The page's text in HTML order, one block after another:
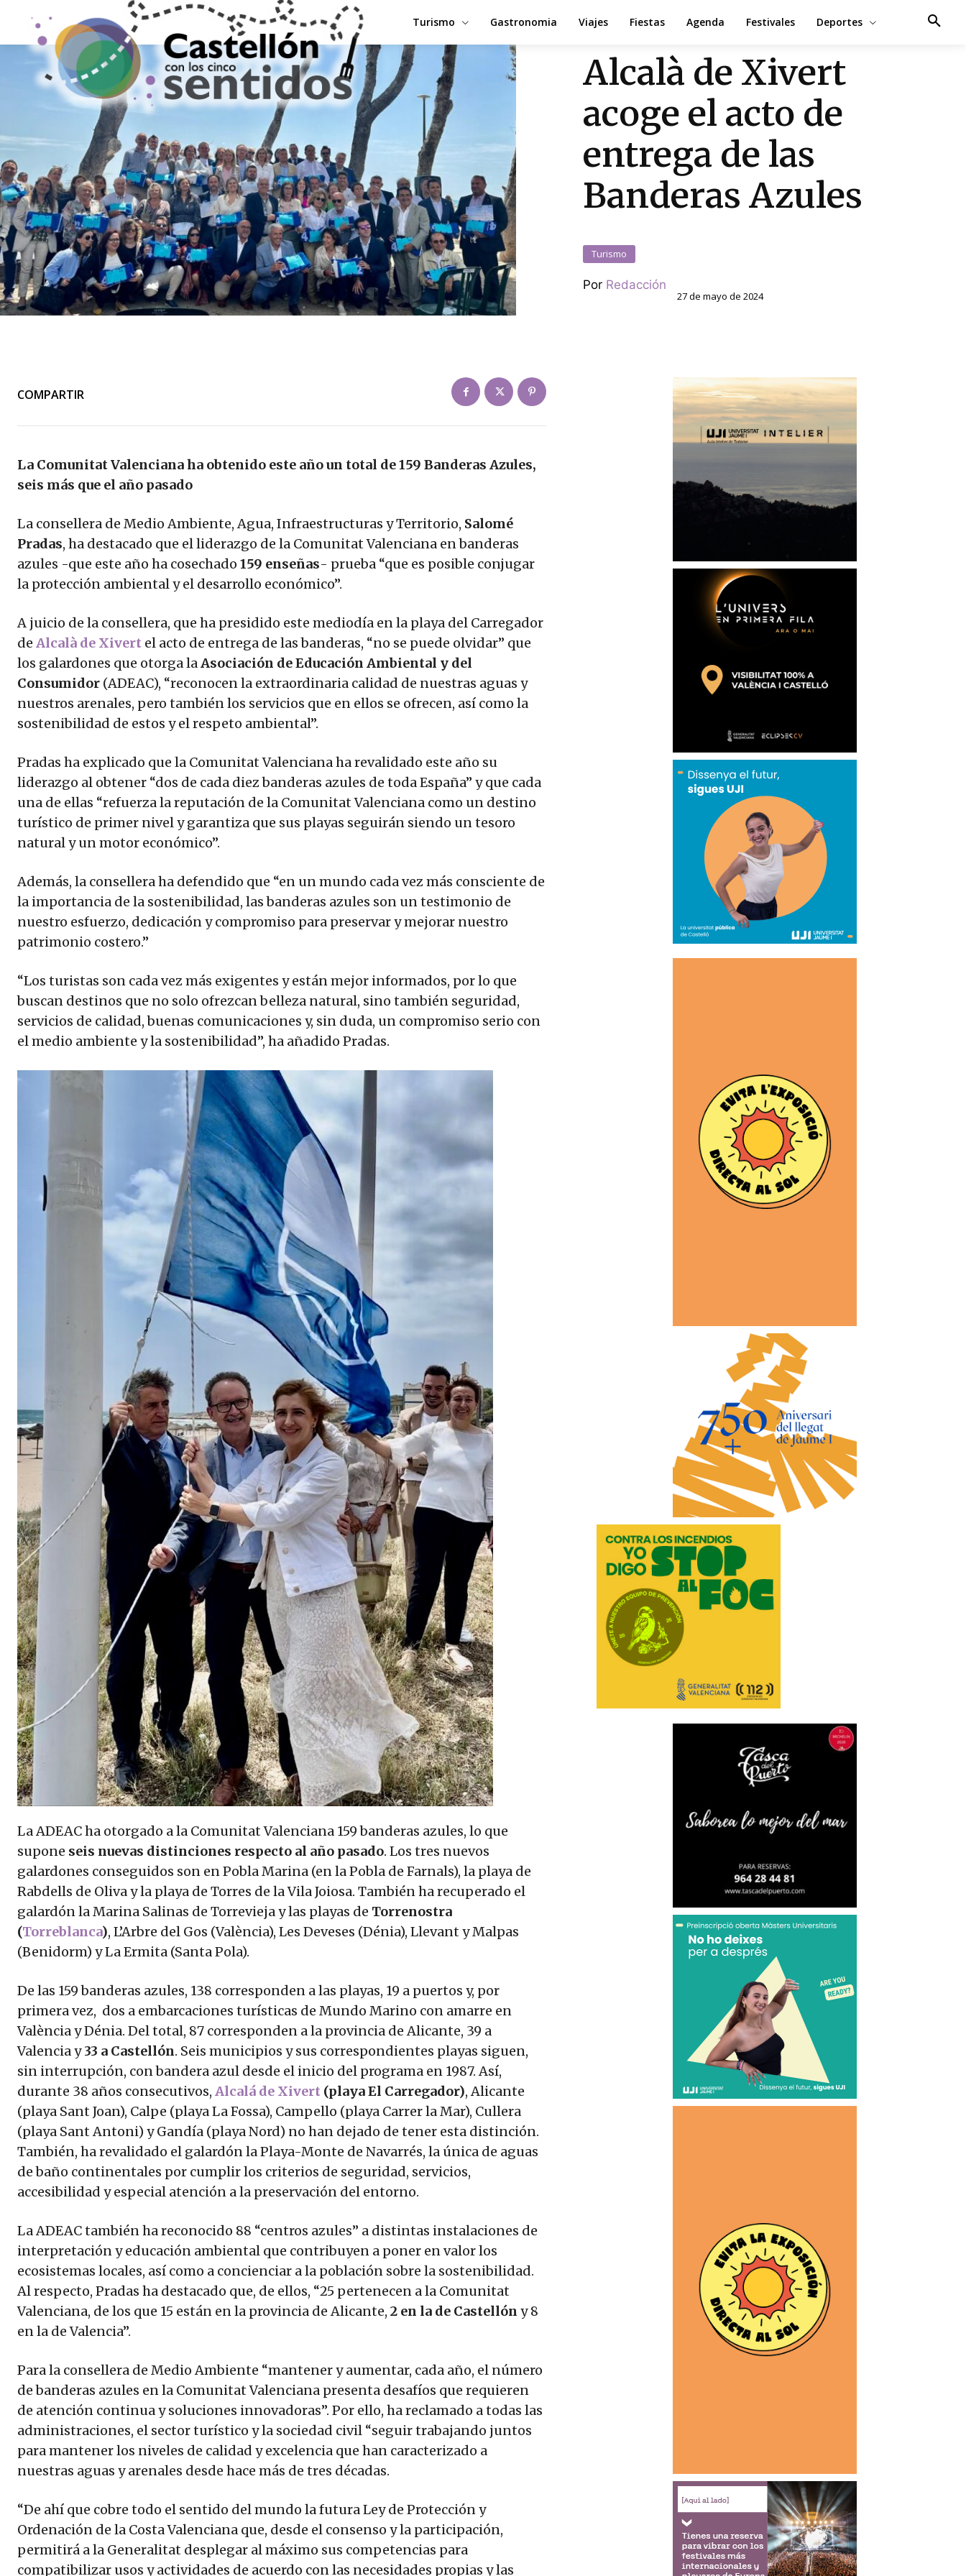
Turismo Gastronomia Viajes Fiestas Agenda Festivales Deportes
Alcalà de Xivert
acoge el acto de
entrega de las
Banderas Azules
Turismo
Por Redacción
27 de mayo de 2024
COMPARTIR
La Comunitat Valenciana ha obtenido este año un total de 159 Banderas Azules,
seis más que el año pasado
La consellera de Medio Ambiente, Agua, Infraestructuras y Territorio, Salomé
Pradas, ha destacado que el liderazgo de la Comunitat Valenciana en banderas
azules -que este año ha cosechado 159 enseñas- prueba “que es posible conjugar
la protección ambiental y el desarrollo económico”.
A juicio de la consellera, que ha presidido este mediodía en la playa del Carregador
de Alcalà de Xivert el acto de entrega de las banderas, “no se puede olvidar” que
los galardones que otorga laAsociación de Educación Ambiental y del
Consumidor (ADEAC), “reconocen la extraordinaria calidad de nuestras aguas y
nuestros arenales, pero también los servicios que en ellos se ofrecen, así como la
sostenibilidad de estos y el respeto ambiental”.
Pradas ha explicado que la Comunitat Valenciana ha revalidado este año su
liderazgo al obtener “dos de cada diez banderas azules de toda España” y que cada
una de ellas “refuerza la reputación de la Comunitat Valenciana como un destino
turístico de primer nivel y garantiza que sus playas seguirán siendo un tesoro
natural y un motor económico”.
Además, la consellera ha defendido que “en un mundo cada vez más consciente de
la importancia de la sostenibilidad, las banderas azules son un testimonio de
nuestro esfuerzo, dedicación y compromiso para preservar y mejorar nuestro
patrimonio costero.”
“Los turistas son cada vez más exigentes y están mejor informados, por lo que
buscan destinos que no solo ofrezcan belleza natural, sino también seguridad,
servicios de calidad, buenas comunicaciones y, sin duda, un compromiso serio con
el medio ambiente y la sostenibilidad”, ha añadido Pradas.
La ADEAC ha otorgado a la Comunitat Valenciana 159 banderas azules, lo que
supone seis nuevas distinciones respecto al año pasado. Los tres nuevos
galardones conseguidos son en Pobla Marina (en la Pobla de Farnals), la playa de
Rabdells de Oliva y la playa de Torres de la Vila Joiosa. También ha recuperado el
galardón la Marina Salinas de Torrevieja y las playas de Torrenostra
(Torreblanca), L’Arbre del Gos (València), Les Deveses (Dénia), Llevant y Malpas
(Benidorm) y La Ermita (Santa Pola).
De las 159 banderas azules, 138 corresponden a las playas, 19 a puertos y, por
primera vez, dos a embarcaciones turísticas de Mundo Marino con amarre en
València y Dénia. Del total, 87 corresponden a la provincia de Alicante, 39 a
Valencia y33 a Castellón. Seis municipios y sus correspondientes playas siguen,
sin interrupción, con bandera azul desde el inicio del programa en 1987. Así,
durante 38 años consecutivos, Alcalá de Xivert (playa El Carregador), Alicante
(playa Sant Joan), Calpe (playa La Fossa), Campello (playa Carrer la Mar), Cullera
(playa Sant Antoni) y Gandía (playa Nord) no han dejado de tener esta distinción.
También, ha revalidado el galardón la Playa-Monte de Navarrés, la única de aguas
de baño continentales por cumplir los criterios de seguridad, servicios,
accesibilidad y especial atención a la preservación del entorno.
La ADEAC también ha reconocido 88 “centros azules” a distintas instalaciones de
interpretación y educación ambiental que contribuyen a poner en valor los
ecosistemas locales, así como a concienciar a la población sobre la sostenibilidad.
Al respecto, Pradas ha destacado que, de ellos, “25 pertenecen a la Comunitat
Valenciana, de los que 15 están en la provincia de Alicante, 2 en la de Castellón y 8
en la de Valencia”.
Para la consellera de Medio Ambiente “mantener y aumentar, cada año, el número
de banderas azules en la Comunitat Valenciana presenta desafíos que requieren
de atención continua y soluciones innovadoras”. Por ello, ha reclamado a todas las
administraciones, el sector turístico y la sociedad civil “seguir trabajando juntos
para mantener los niveles de calidad y excelencia que han caracterizado a
nuestras aguas y arenales desde hace más de tres décadas.
“De ahí que cobre todo el sentido del mundo la futura Ley de Protección y
Ordenación de la Costa Valenciana que, desde el consenso y la participación,
permitirá a la Generalitat desplegar al máximo sus competencias para
compatibilizar usos y actividades de acuerdo con las necesidades propias y las